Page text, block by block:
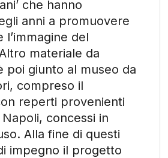
che hanno
anni a promuovere
del
materiale da
poi giunto al museo da
compreso il
reperti provenienti
concessi in
Alla fine di questi
impegno il progetto